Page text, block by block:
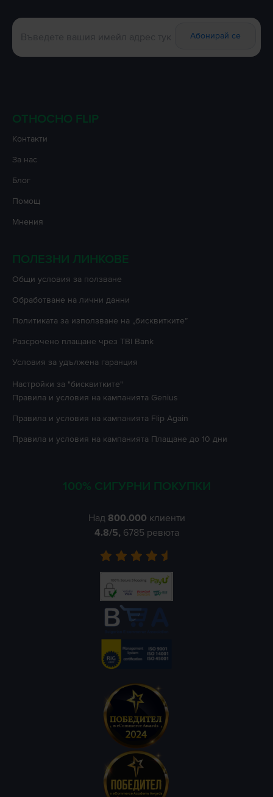
Абонирай се
ОТНОСНО FLIP
Контакти
За нас
Блог
Помощ
Мнения
ПОЛЕЗНИ ЛИНКОВЕ
Oбщи условия за ползване
Oбработване на лични данни
Политиката за използване на „бисквитките”
Разсрочено плащане чрез TBI Bank
Условия за удължена гаранция
Настройки за "бисквитките"
Правила и условия на кампанията Genius
Правила и условия на кампанията Flip Again
Правила и условия на кампанията Плащане до 10 дни
100% СИГУРНИ ПОКУПКИ
Над 800.000 клиенти
4.8/5, 6785 ревюта